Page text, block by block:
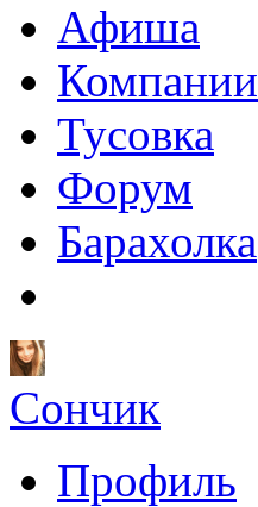
Афиша
Компании
Тусовка
Форум
Барахолка
Сончик
Профиль